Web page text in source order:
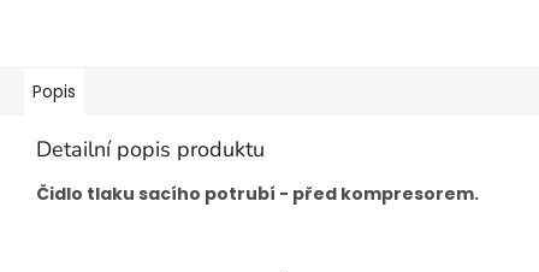
Popis
Detailní popis produktu
Čidlo tlaku sacího potrubí - před kompresorem.